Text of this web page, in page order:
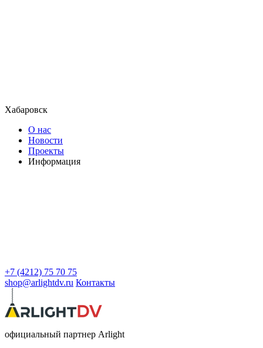
Хабаровск
О нас
Новости
Проекты
Информация
+7 (4212) 75 70 75
shop@arlightdv.ru Контакты
официальный партнер Arlight